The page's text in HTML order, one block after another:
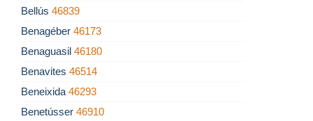
Bellús 46839
Benagéber 46173
Benaguasil 46180
Benavites 46514
Beneixida 46293
Benetússer 46910